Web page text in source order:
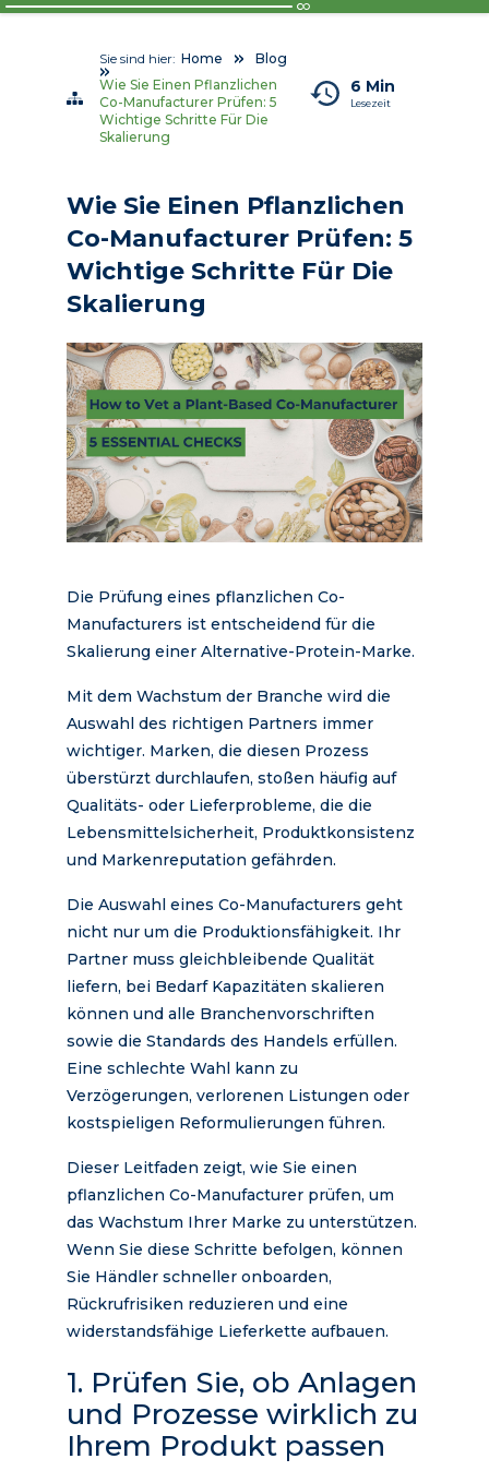
Sie sind hier: Home
Blog
Wie Sie Einen Pflanzlichen
Co-Manufacturer Prüfen: 5
Wichtige Schritte Für Die
Skalierung
6 Min
Lesezeit
Wie Sie Einen Pflanz­li­chen
Co-Ma­nu­fac­tur­er Prü­fen: 5
Wich­ti­ge Schrit­te Für Die
Ska­lie­rung
Die Prüfung eines pflanzlichen Co-
Manufacturers ist entscheidend für die
Skalierung einer Alternative-Protein-Marke.
Mit dem Wachstum der Branche wird die
Auswahl des richtigen Partners immer
wichtiger. Marken, die diesen Prozess
überstürzt durchlaufen, stoßen häufig auf
Qualitäts- oder Lieferprobleme, die die
Lebensmittelsicherheit, Produktkonsistenz
und Markenreputation gefährden.
Die Auswahl eines Co-Manufacturers geht
nicht nur um die Produktionsfähigkeit. Ihr
Partner muss gleichbleibende Qualität
liefern, bei Bedarf Kapazitäten skalieren
können und alle Branchenvorschriften
sowie die Standards des Handels erfüllen.
Eine schlechte Wahl kann zu
Verzögerungen, verlorenen Listungen oder
kostspieligen Reformulierungen führen.
Dieser Leitfaden zeigt, wie Sie einen
pflanzlichen Co-Manufacturer prüfen, um
das Wachstum Ihrer Marke zu unterstützen.
Wenn Sie diese Schritte befolgen, können
Sie Händler schneller onboarden,
Rückrufrisiken reduzieren und eine
widerstandsfähige Lieferkette aufbauen.
1. Prüfen Sie, ob Anlagen
und Prozesse wirklich zu
Ihrem Produkt passen